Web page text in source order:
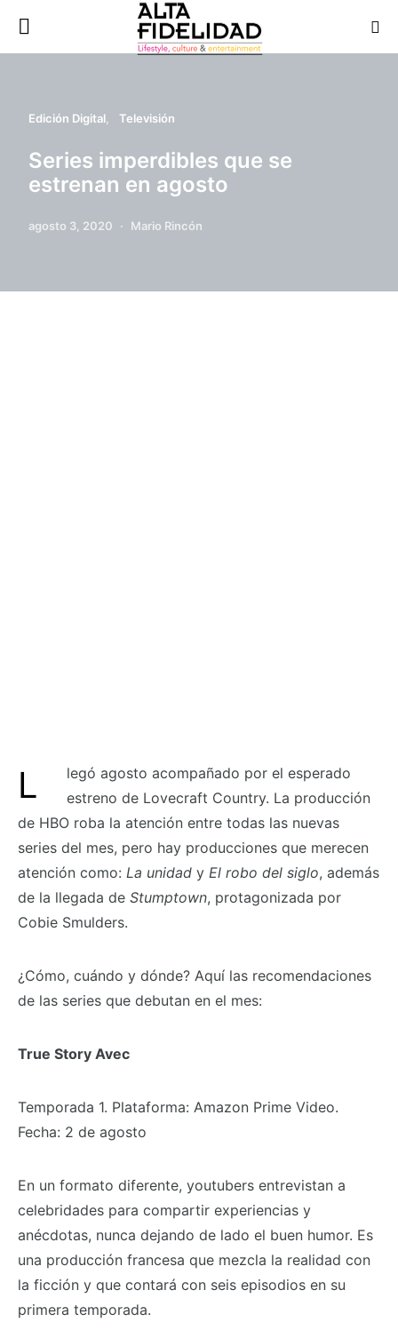
Edición Digital Televisión
Series imperdibles que se
estrenan en agosto
agosto 3, 2020 Mario Rincón
Llegó agosto acompañado por el esperado
estreno de Lovecraft Country. La producción
de HBO roba la atención entre todas las nuevas
series del mes, pero hay producciones que merecen
atención como: La unidad y El robo del siglo, además
de la llegada de Stumptown, protagonizada por
Cobie Smulders.
¿Cómo, cuándo y dónde? Aquí las recomendaciones
de las series que debutan en el mes:
True Story Avec
Temporada 1. Plataforma: Amazon Prime Video.
Fecha: 2 de agosto
En un formato diferente, youtubers entrevistan a
celebridades para compartir experiencias y
anécdotas, nunca dejando de lado el buen humor. Es
una producción francesa que mezcla la realidad con
la ficción y que contará con seis episodios en su
primera temporada.